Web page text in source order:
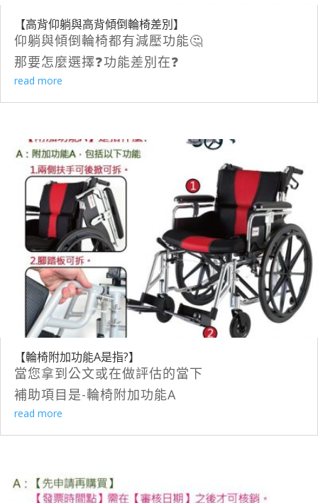
【高背仰躺與高背傾倒輪椅差別】
仰躺與傾倒輪椅都有減壓功能🤔
那要怎麼選擇❓功能差別在❓
read more
【輪椅附加功能A是指?】
當您拿到公文或在做評估的當下
補助項目是-輪椅附加功能A
read more